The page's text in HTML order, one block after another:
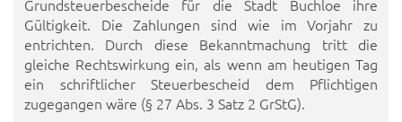
Grundsteuerbescheide für die Stadt Buchloe ihre
Gültigkeit. Die Zahlungen sind wie im Vorjahr zu
entrichten. Durch diese Bekanntmachung tritt die
gleiche Rechtswirkung ein, als wenn am heutigen Tag
ein schriftlicher Steuerbescheid dem Pflichtigen
zugegangen wäre (§ 27 Abs. 3 Satz 2 GrStG).